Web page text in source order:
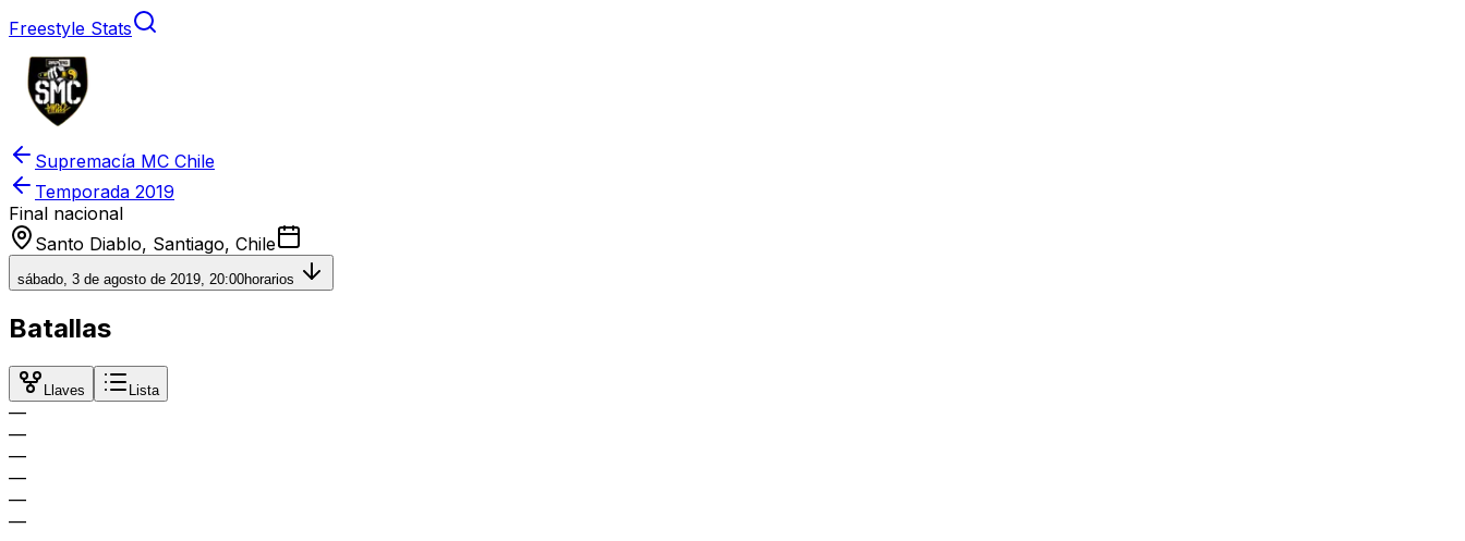
Freestyle Stats
Supremacía MC Chile
Temporada 2019
Final nacional
Santo Diablo, Santiago, Chile
sábado, 3 de agosto de 2019, 20:00horarios
Batallas
Llaves Lista
—
—
—
—
—
—